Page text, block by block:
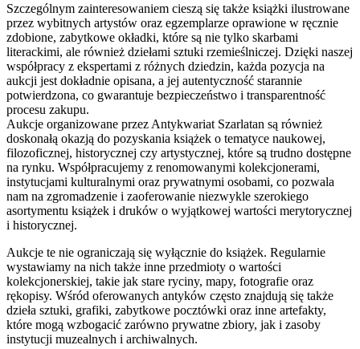
Szczególnym zainteresowaniem cieszą się także książki ilustrowane
przez wybitnych artystów oraz egzemplarze oprawione w ręcznie
zdobione, zabytkowe okładki, które są nie tylko skarbami
literackimi, ale również dziełami sztuki rzemieślniczej. Dzięki naszej
współpracy z ekspertami z różnych dziedzin, każda pozycja na
aukcji jest dokładnie opisana, a jej autentyczność starannie
potwierdzona, co gwarantuje bezpieczeństwo i transparentność
procesu zakupu.
Aukcje organizowane przez Antykwariat Szarlatan są również
doskonałą okazją do pozyskania książek o tematyce naukowej,
filozoficznej, historycznej czy artystycznej, które są trudno dostępne
na rynku. Współpracujemy z renomowanymi kolekcjonerami,
instytucjami kulturalnymi oraz prywatnymi osobami, co pozwala
nam na zgromadzenie i zaoferowanie niezwykle szerokiego
asortymentu książek i druków o wyjątkowej wartości merytorycznej
i historycznej.
Aukcje te nie ograniczają się wyłącznie do książek. Regularnie
wystawiamy na nich także inne przedmioty o wartości
kolekcjonerskiej, takie jak stare ryciny, mapy, fotografie oraz
rękopisy. Wśród oferowanych antyków często znajdują się także
dzieła sztuki, grafiki, zabytkowe pocztówki oraz inne artefakty,
które mogą wzbogacić zarówno prywatne zbiory, jak i zasoby
instytucji muzealnych i archiwalnych.